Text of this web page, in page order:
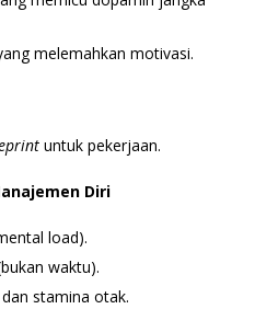
melemahkan motivasi.
untuk pekerjaan.
Diri
load).
waktu).
stamina otak.